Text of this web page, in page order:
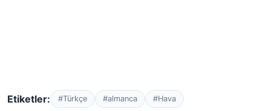
Etiketler: #Türkçe #almanca #Hava